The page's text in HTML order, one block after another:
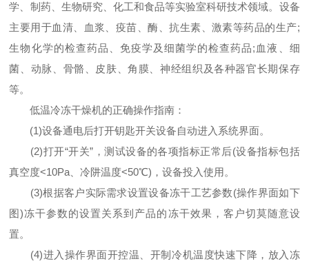
学、制药、生物研究、化工和食品等实验室科研技术领域。设备
主要用于血清、血浆、疫苗、酶、抗生素、激素等药品的生产;
生物化学的检查药品、免疫学及细菌学的检查药品;血液、细
菌、动脉、骨骼、皮肤、角膜、神经组织及各种器官长期保存
等。
低温冷冻干燥机的正确操作指南：
(1)设备通电后打开钥匙开关设备自动进入系统界面。
(2)打开“开关”，测试设备的各项指标正常后(设备指标包括
真空度<10Pa、冷阱温度<50℃)，设备投入使用。
(3)根据客户实际需求设置设备冻干工艺参数(操作界面如下
图)冻干参数的设置关系到产品的冻干效果，客户切莫随意设
置。
(4)进入操作界面开控温、开制冷机温度快速下降，放入冻